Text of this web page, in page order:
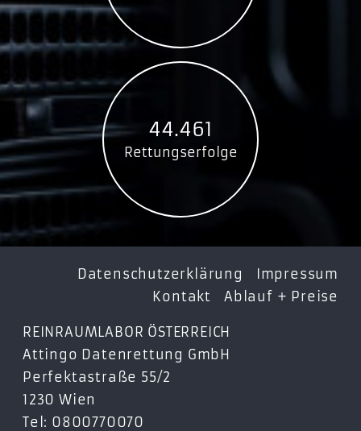
44.461
Rettungserfolge
Datenschutzerklärung
Impressum
Kontakt
Ablauf + Preise
REINRAUMLABOR ÖSTERREICH
Attingo Datenrettung GmbH
Perfektastraße 55/2
1230 Wien
Tel: 0800770070